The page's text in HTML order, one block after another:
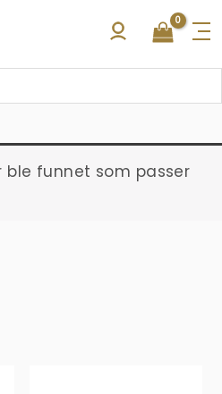
ble funnet som passer